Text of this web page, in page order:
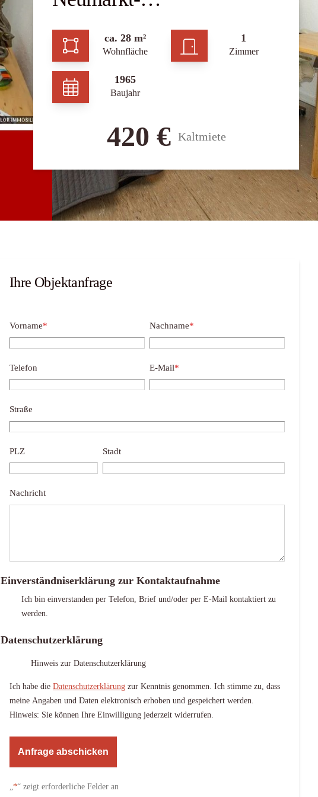
ca. 28 m²
Wohnfläche
1
Zimmer
1965
Baujahr
420 € Kaltmiete
Ihre Objektanfrage
*“ zeigt erforderliche Felder an
Vorname* Nachname*
Telefon E-Mail*
Straße
PLZ Stadt
Nachricht
Einverständniserklärung zur Kontaktaufnahme
Ich bin einverstanden per Telefon, Brief und/oder per E-Mail kontaktiert zu
werden.
Datenschutzerklärung
Hinweis zur Datenschutzerklärung
Ich habe die Datenschutzerklärung zur Kenntnis genommen. Ich stimme zu, dass
meine Angaben und Daten elektronisch erhoben und gespeichert werden.
Hinweis: Sie können Ihre Einwilligung jederzeit widerrufen.